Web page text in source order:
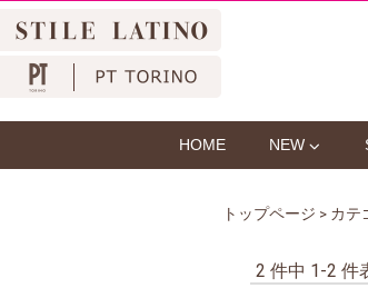
HOME NEW
トップページ > カテ
2 件中 1-2